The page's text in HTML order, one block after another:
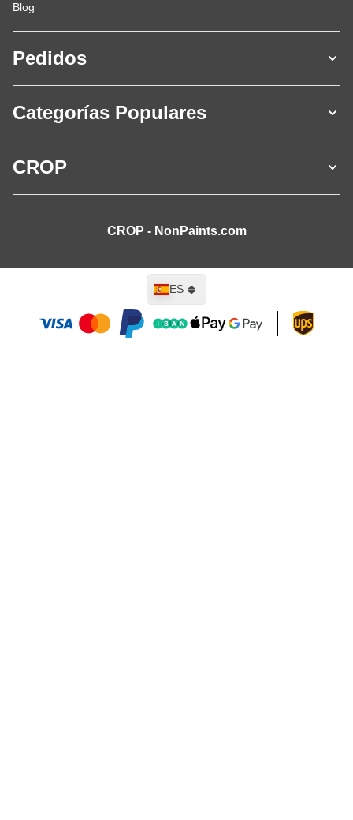
Blog
Pedidos
Categorías Populares
CROP
CROP - NonPaints.com
Lenguaje
ES